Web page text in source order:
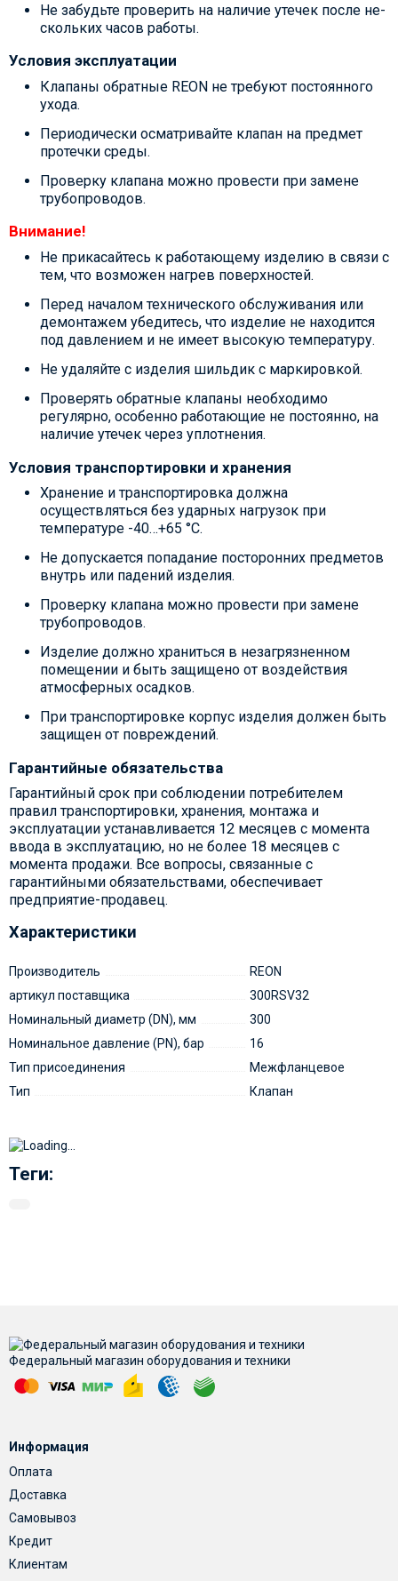
Не забудьте проверить на наличие утечек после не-
скольких часов работы.
Условия эксплуатации
Клапаны обратные REON не требуют постоянного
ухода.
Периодически осматривайте клапан на предмет
протечки среды.
Проверку клапана можно провести при замене
трубопроводов.
Внимание!
Не прикасайтесь к работающему изделию в связи с
тем, что возможен нагрев поверхностей.
Перед началом технического обслуживания или
демонтажем убедитесь, что изделие не находится
под давлением и не имеет высокую температуру.
Не удаляйте с изделия шильдик с маркировкой.
Проверять обратные клапаны необходимо
регулярно, особенно работающие не постоянно, на
наличие утечек через уплотнения.
Условия транспортировки и хранения
Хранение и транспортировка должна
осуществляться без ударных нагрузок при
температуре -40…+65 °С.
Не допускается попадание посторонних предметов
внутрь или падений изделия.
Проверку клапана можно провести при замене
трубопроводов.
Изделие должно храниться в незагрязненном
помещении и быть защищено от воздействия
атмосферных осадков.
При транспортировке корпус изделия должен быть
защищен от повреждений.
Гарантийные обязательства
Гарантийный срок при соблюдении потребителем
правил транспортировки, хранения, монтажа и
эксплуатации устанавливается 12 месяцев с момента
ввода в эксплуатацию, но не более 18 месяцев с
момента продажи. Все вопросы, связанные с
гарантийными обязательствами, обеспечивает
предприятие-продавец.
Характеристики
Производитель
REON
артикул поставщика
300RSV32
Номинальный диаметр (DN), мм
300
Номинальное давление (PN), бар
16
Тип присоединения
Межфланцевое
Тип
Клапан
Теги:
Федеральный магазин оборудования и техники
Информация
Оплата
Доставка
Самовывоз
Кредит
Клиентам